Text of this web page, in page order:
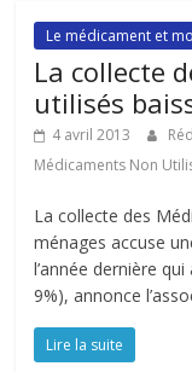
Le médicament et
La collecte
utilisés
4 avril 2013
Médicaments Non
La collecte des
ménages accuse
l’année dernière
9%), annonce
Lire la suite